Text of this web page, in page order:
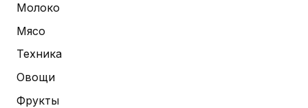
Молоко
Мясо
Техника
Овощи
Фрукты